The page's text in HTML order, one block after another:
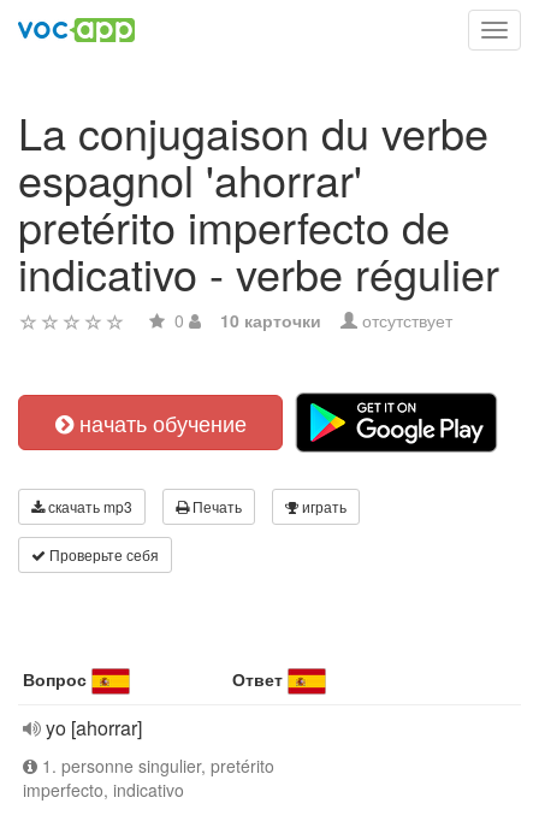
La conjugaison du verbe
espagnol 'ahorrar'
pretérito imperfecto de
indicativo - verbe régulier
0 10 карточки отсутствует
начать обучение
скачать mp3 Печать играть
Проверьте себя
Вопрос Ответ
yo [ahorrar]
1. personne singulier, pretérito
imperfecto, indicativo